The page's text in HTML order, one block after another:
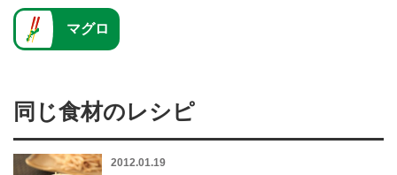
マグロ
同じ食材のレシピ
2012.01.19